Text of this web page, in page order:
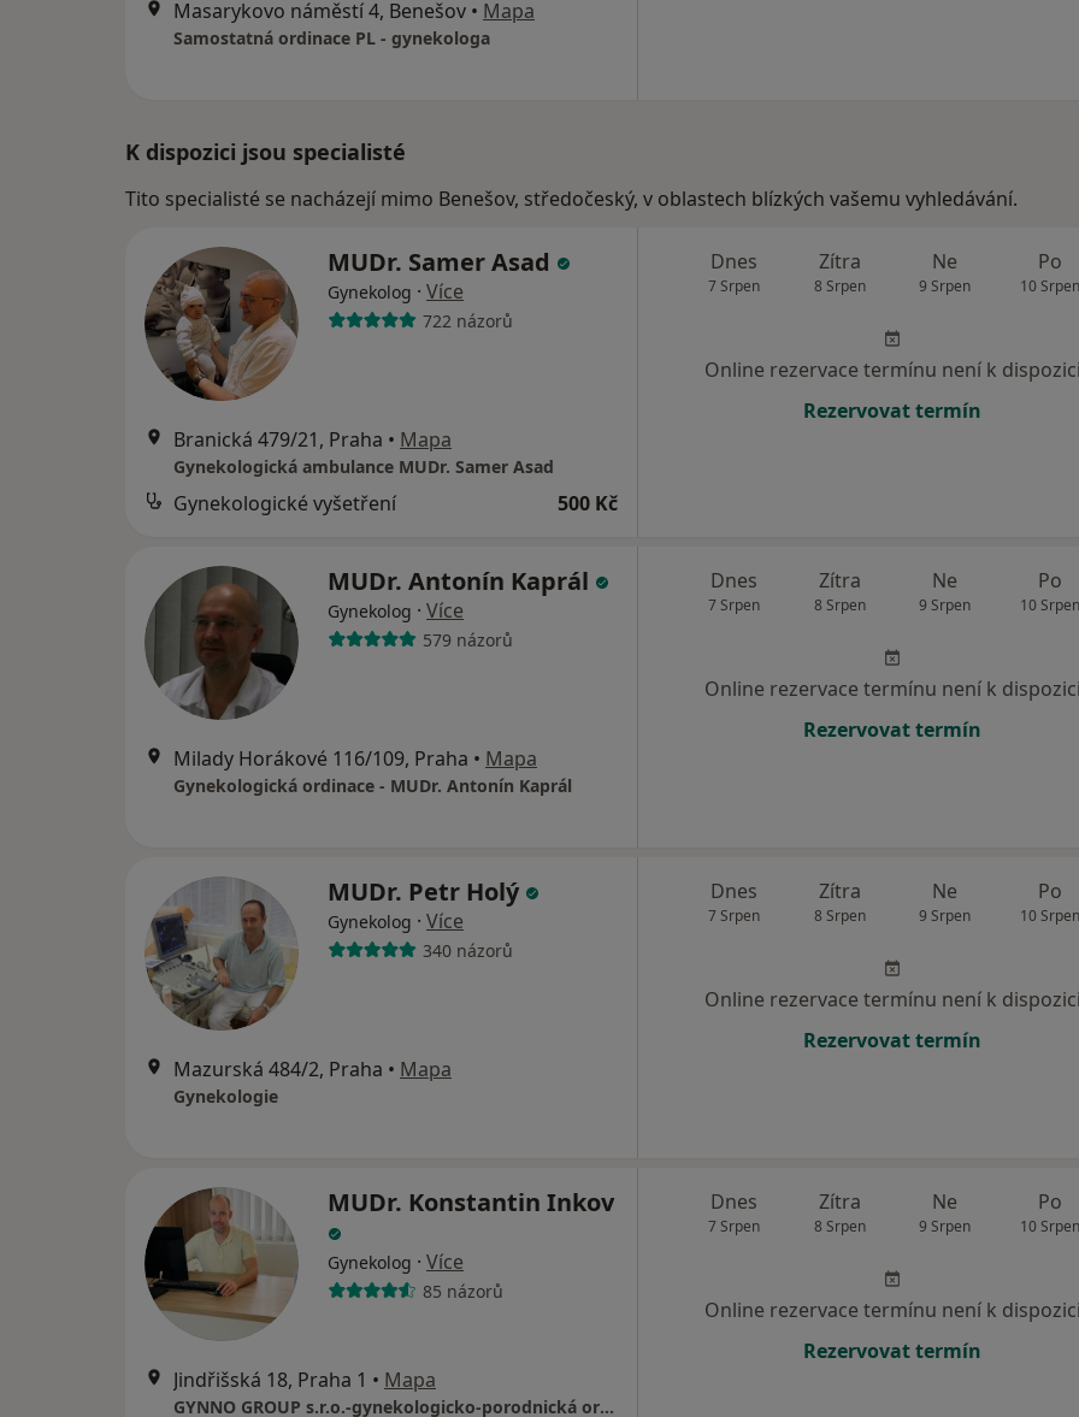
Masarykovo náměstí 4, Benešov • Mapa
Samostatná ordinace PL - gynekologa
K dispozici jsou specialisté
Tito specialisté se nacházejí mimo Benešov, středočeský, v oblastech blízkých vašemu vyhledávání.
MUDr. Samer Asad
Gynekolog · Více
722 názorů
Branická 479/21, Praha • Mapa
Gynekologická ambulance MUDr. Samer Asad
Gynekologické vyšetření 500 Kč
Dnes
7 Srpen
Zítra
8 Srpen
Ne
9 Srpen
Po
10 Srpen
Online rezervace termínu není k dispozici
Rezervovat termín
MUDr. Antonín Kaprál
Gynekolog · Více
579 názorů
Milady Horákové 116/109, Praha • Mapa
Gynekologická ordinace - MUDr. Antonín Kaprál
Dnes
7 Srpen
Zítra
8 Srpen
Ne
9 Srpen
Po
10 Srpen
Online rezervace termínu není k dispozici
Rezervovat termín
MUDr. Petr Holý
Gynekolog · Více
340 názorů
Mazurská 484/2, Praha • Mapa
Gynekologie
Dnes
7 Srpen
Zítra
8 Srpen
Ne
9 Srpen
Po
10 Srpen
Online rezervace termínu není k dispozici
Rezervovat termín
MUDr. Konstantin Inkov
Gynekolog · Více
85 názorů
Jindřišská 18, Praha 1 • Mapa
GYNNO GROUP s.r.o.-gynekologicko-porodnická ordinace
Dnes
7 Srpen
Zítra
8 Srpen
Ne
9 Srpen
Po
10 Srpen
Online rezervace termínu není k dispozici
Rezervovat termín